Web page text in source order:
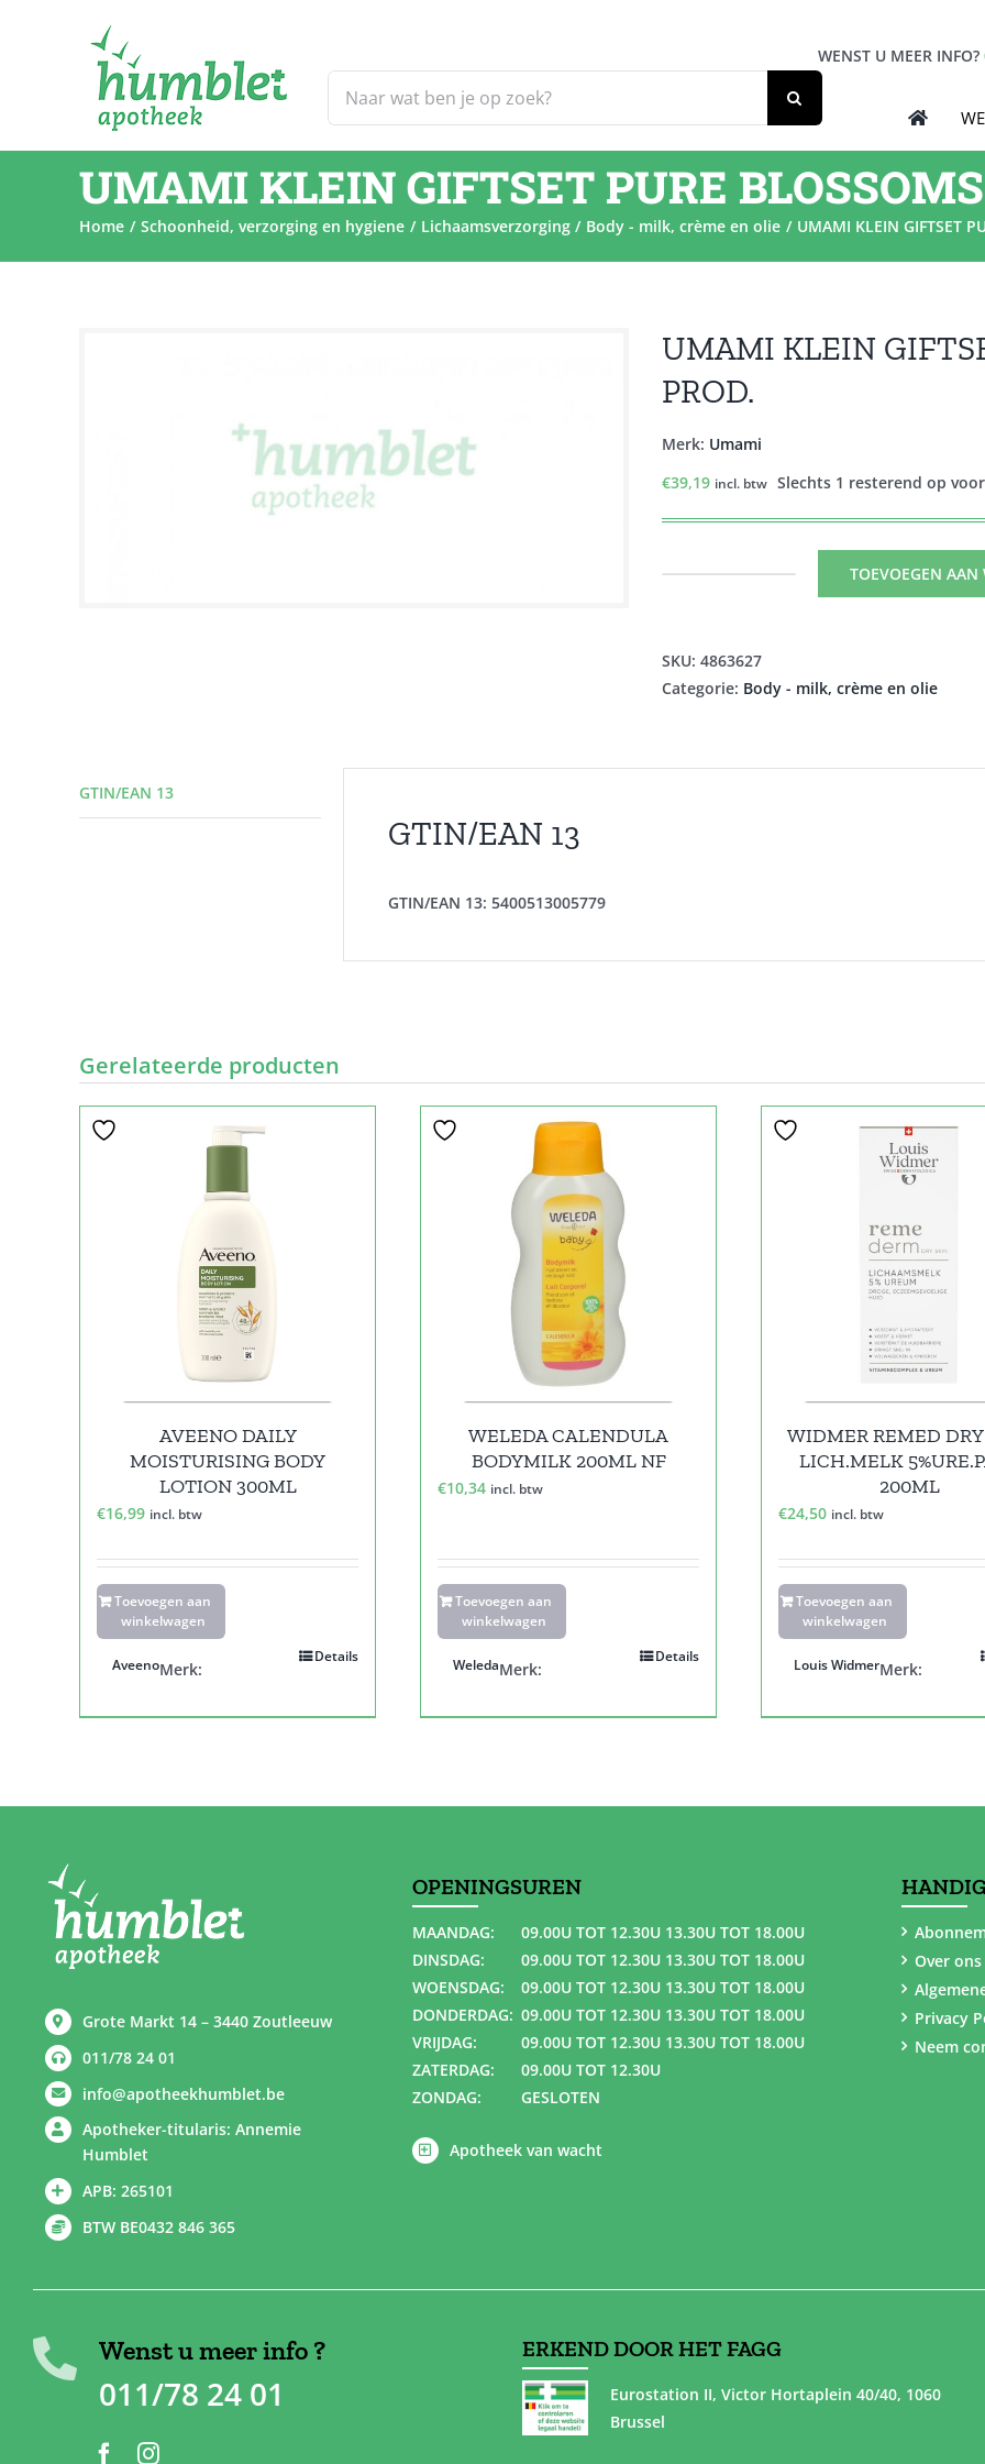
naar:
WENST U MEER INFO?
UMAMI KLEIN GIFTSET PURE BLOSSOMS
Home Schoonheid, verzorging en hygiene Lichaamsverzorging Body - milk, crème en olie UMAMI KLEIN GIFTSET
UMAMI KLEIN
PROD.
Merk: Umami
€39,19 incl. btw Slechts 1 resterend op
PURE
BLOSSOMS
TOEVOEGEN AAN
SKU: 4863627
Categorie: Body - milk, crème en olie
GTIN/EAN 13
GTIN/EAN 13
GTIN/EAN 13: 5400513005779
Gerelateerde producten
AVEENO DAILY
MOISTURISING BODY
LOTION 300ML
€16,99 incl. btw
Toevoegen aan
winkelwagen
Details
Merk:
Aveeno
WELEDA CALENDULA
BODYMILK 200ML NF
€10,34 incl. btw
Toevoegen aan
winkelwagen
Details
Merk:
Weleda
WIDMER REMED
LICH.MELK
200ML
€24,50 incl. btw
Toevoegen aan
winkelwagen
Merk:
Louis Widmer
Grote Markt 14 – 3440 Zoutleeuw
011/78 24 01
info@apotheekhumblet.be
Apotheker-titularis: Annemie
Humblet
APB: 265101
BTW BE0432 846 365
OPENINGSUREN
MAANDAG:
09.00U TOT 12.30U 13.30U TOT 18.00U
DINSDAG:
09.00U TOT 12.30U 13.30U TOT 18.00U
WOENSDAG:
09.00U TOT 12.30U 13.30U TOT 18.00U
DONDERDAG: 09.00U TOT 12.30U 13.30U TOT 18.00U
VRIJDAG:
09.00U TOT 12.30U 13.30U TOT 18.00U
ZATERDAG:
09.00U TOT 12.30U
ZONDAG:
GESLOTEN
Apotheek van wacht
Over ons
Privacy
Neem
Wenst u meer info ?
011/78 24 01
ERKEND DOOR HET FAGG
Eurostation II, Victor Hortaplein 40/40, 1060
Brussel